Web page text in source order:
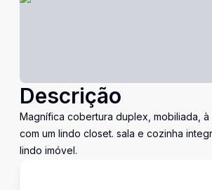
Descrição
Magnífica cobertura duplex, mobiliada,
com um lindo closet. sala e cozinha
lindo imóvel.